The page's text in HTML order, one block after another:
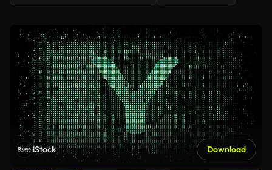
iStock Download